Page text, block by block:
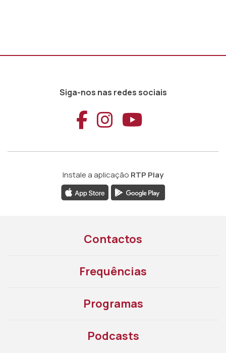
Siga-nos nas redes sociais
Aceder ao
Aceder ao
Aceder
Instale a aplicação RTP Play
Contactos
Frequências
Programas
Podcasts